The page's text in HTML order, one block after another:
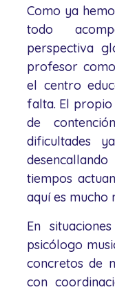
Como ya
todo
perspectiva
profesor
el centro
falta. El propio
de
dificultades
tiempos
aquí es mucho
En
psicólogo
concretos de
con